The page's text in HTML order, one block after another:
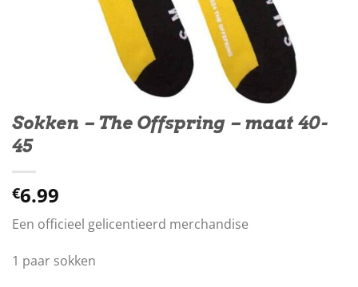
Sokken – The Offspring – maat 40-
45
€6.99
Een officieel gelicentieerd merchandise
1 paar sokken